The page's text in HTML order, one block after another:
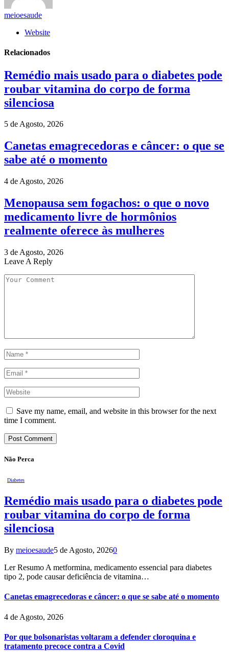
meioesaude
Website
Relacionados
Remédio mais usado para o diabetes pode
roubar vitamina do corpo de forma
silenciosa
5 de Agosto, 2026
Canetas emagrecedoras e câncer: o que se
sabe até o momento
4 de Agosto, 2026
Menopausa sem fogachos: o que o novo
medicamento livre de hormônios
realmente oferece às mulheres
3 de Agosto, 2026
Leave A Reply
Save my name, email, and website in this browser for the next
time I comment.
Não Perca
Diabetes
Remédio mais usado para o diabetes pode
roubar vitamina do corpo de forma
silenciosa
By meioesaude5 de Agosto, 20260
Ler Resumo A metformina, medicamento essencial para diabetes
tipo 2, pode causar deficiência de vitamina…
Canetas emagrecedoras e câncer: o que se sabe até o momento
4 de Agosto, 2026
Por que bolsonaristas voltaram a defender cloroquina e
tratamento precoce contra a Covid